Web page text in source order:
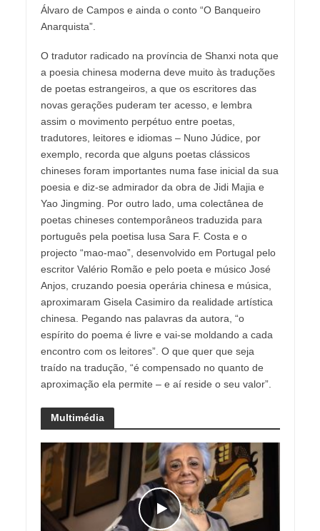
Álvaro de Campos e ainda o conto “O Banqueiro
Anarquista”.
O tradutor radicado na província de Shanxi nota que
a poesia chinesa moderna deve muito às traduções
de poetas estrangeiros, a que os escritores das
novas gerações puderam ter acesso, e lembra
assim o movimento perpétuo entre poetas,
tradutores, leitores e idiomas – Nuno Júdice, por
exemplo, recorda que alguns poetas clássicos
chineses foram importantes numa fase inicial da sua
poesia e diz-se admirador da obra de Jidi Majia e
Yao Jingming. Por outro lado, uma colectânea de
poetas chineses contemporâneos traduzida para
português pela poetisa lusa Sara F. Costa e o
projecto “mao-mao”, desenvolvido em Portugal pelo
escritor Valério Romão e pelo poeta e músico José
Anjos, cruzando poesia operária chinesa e música,
aproximaram Gisela Casimiro da realidade artística
chinesa. Pegando nas palavras da autora, “o
espírito do poema é livre e vai-se moldando a cada
encontro com os leitores”. O que quer que seja
traído na tradução, “é compensado no quanto de
aproximação ela permite – e aí reside o seu valor”.
Multimédia